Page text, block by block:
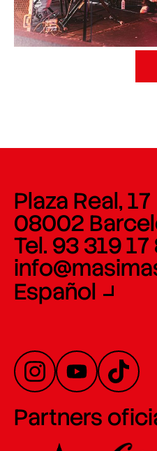
Plaza Real, 17
08002
Tel. 93 319 17
Español
Partners